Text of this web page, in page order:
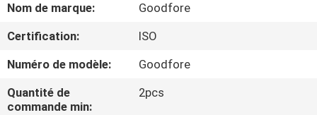
VIDÉOS
À
PROPOS
Nom de marque:
Goodfore
Certification:
ISO
Numéro de modèle:
Goodfore
Quantité de
commande min:
2pcs